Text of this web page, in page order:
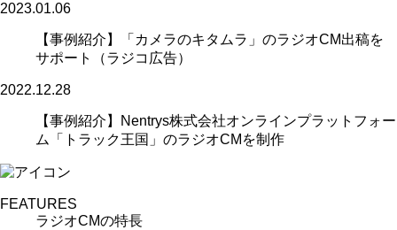
2023.01.06
【事例紹介】「カメラのキタムラ」のラジオCM出稿を
サポート（ラジコ広告）
2022.12.28
【事例紹介】Nentrys株式会社オンラインプラットフォー
ム「トラック王国」のラジオCMを制作
FEATURES
ラジオCMの特長